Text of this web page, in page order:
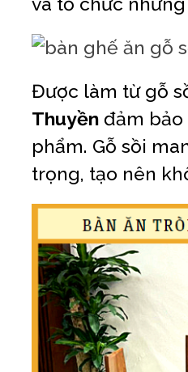
Được làm từ gỗ
Thuyền đảm bảo
phẩm. Gỗ sồi
trọng, tạo nên